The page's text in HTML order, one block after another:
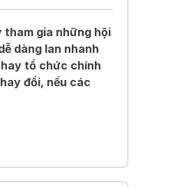
tham gia những hội
dàng lan nhanh
tổ chức chính
đổi, nếu các
Oxford, cùng
Karthik